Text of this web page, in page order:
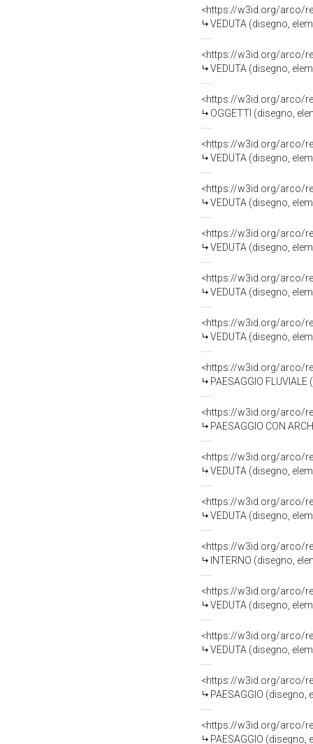
<https://w3id.org/arco/
VEDUTA (disegno,
<https://w3id.org/arco/
VEDUTA (disegno,
<https://w3id.org/arco/
OGGETTI (disegno,
<https://w3id.org/arco/
VEDUTA (disegno,
<https://w3id.org/arco/
VEDUTA (disegno,
<https://w3id.org/arco/
VEDUTA (disegno,
<https://w3id.org/arco/
VEDUTA (disegno,
<https://w3id.org/arco/
VEDUTA (disegno,
<https://w3id.org/arco/
PAESAGGIO
<https://w3id.org/arco/
PAESAGGIO CON
<https://w3id.org/arco/
VEDUTA (disegno,
<https://w3id.org/arco/
VEDUTA (disegno,
<https://w3id.org/arco/
INTERNO (disegno,
<https://w3id.org/arco/
VEDUTA (disegno,
<https://w3id.org/arco/
VEDUTA (disegno,
<https://w3id.org/arco/
PAESAGGIO
<https://w3id.org/arco/
PAESAGGIO